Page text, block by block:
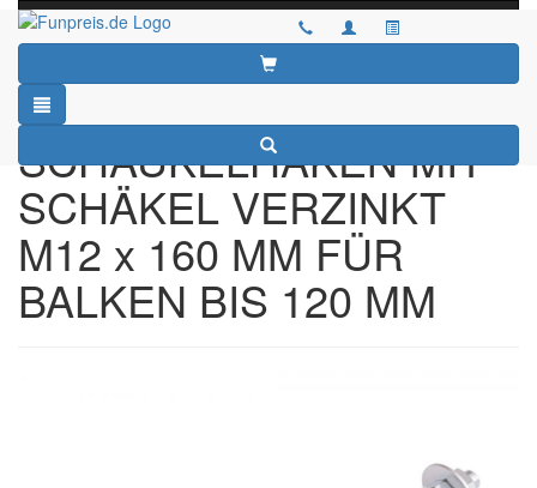
Startseite
SCHAUKELHAKEN MIT
SCHÄKEL VERZINKT
M12 x 160 MM FÜR
BALKEN BIS 120 MM